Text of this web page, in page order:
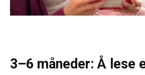
3–6 måneder: Å lese